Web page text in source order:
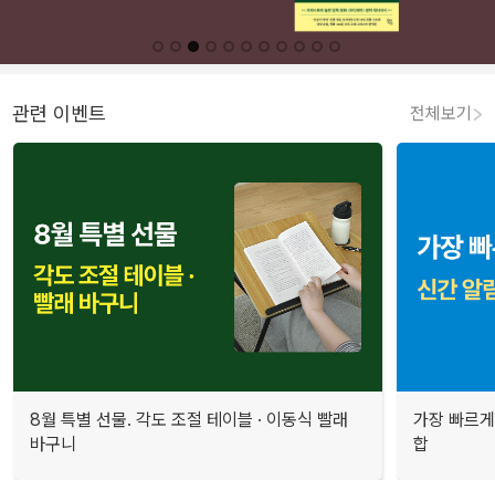
관련 이벤트 전체보기
8월 특별 선물. 각도 조절 테이블 · 이동식 빨래
바구니
가장 빠르
합